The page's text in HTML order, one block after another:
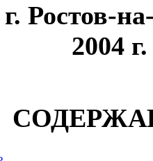
г. Ростов-
2004 г.